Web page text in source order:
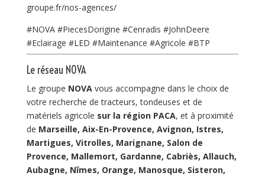
groupe.fr/nos-agences/
#NOVA #PiecesDorigine #Cenradis #JohnDeere
#Eclairage #LED #Maintenance #Agricole #BTP
Le réseau NOVA
Le groupe NOVA vous accompagne dans le choix de
votre recherche de tracteurs, tondeuses et de
matériels agricole sur la région PACA, et à proximité
de Marseille, Aix-En-Provence, Avignon, Istres,
Martigues, Vitrolles, Marignane, Salon de
Provence, Mallemort, Gardanne, Cabriès, Allauch,
Aubagne, Nîmes, Orange, Manosque, Sisteron,